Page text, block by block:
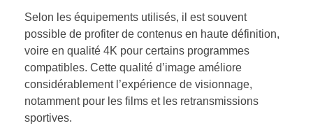
Selon les équipements utilisés, il est souvent
possible de profiter de contenus en haute définition,
voire en qualité 4K pour certains programmes
compatibles. Cette qualité d’image améliore
considérablement l’expérience de visionnage,
notamment pour les films et les retransmissions
sportives.